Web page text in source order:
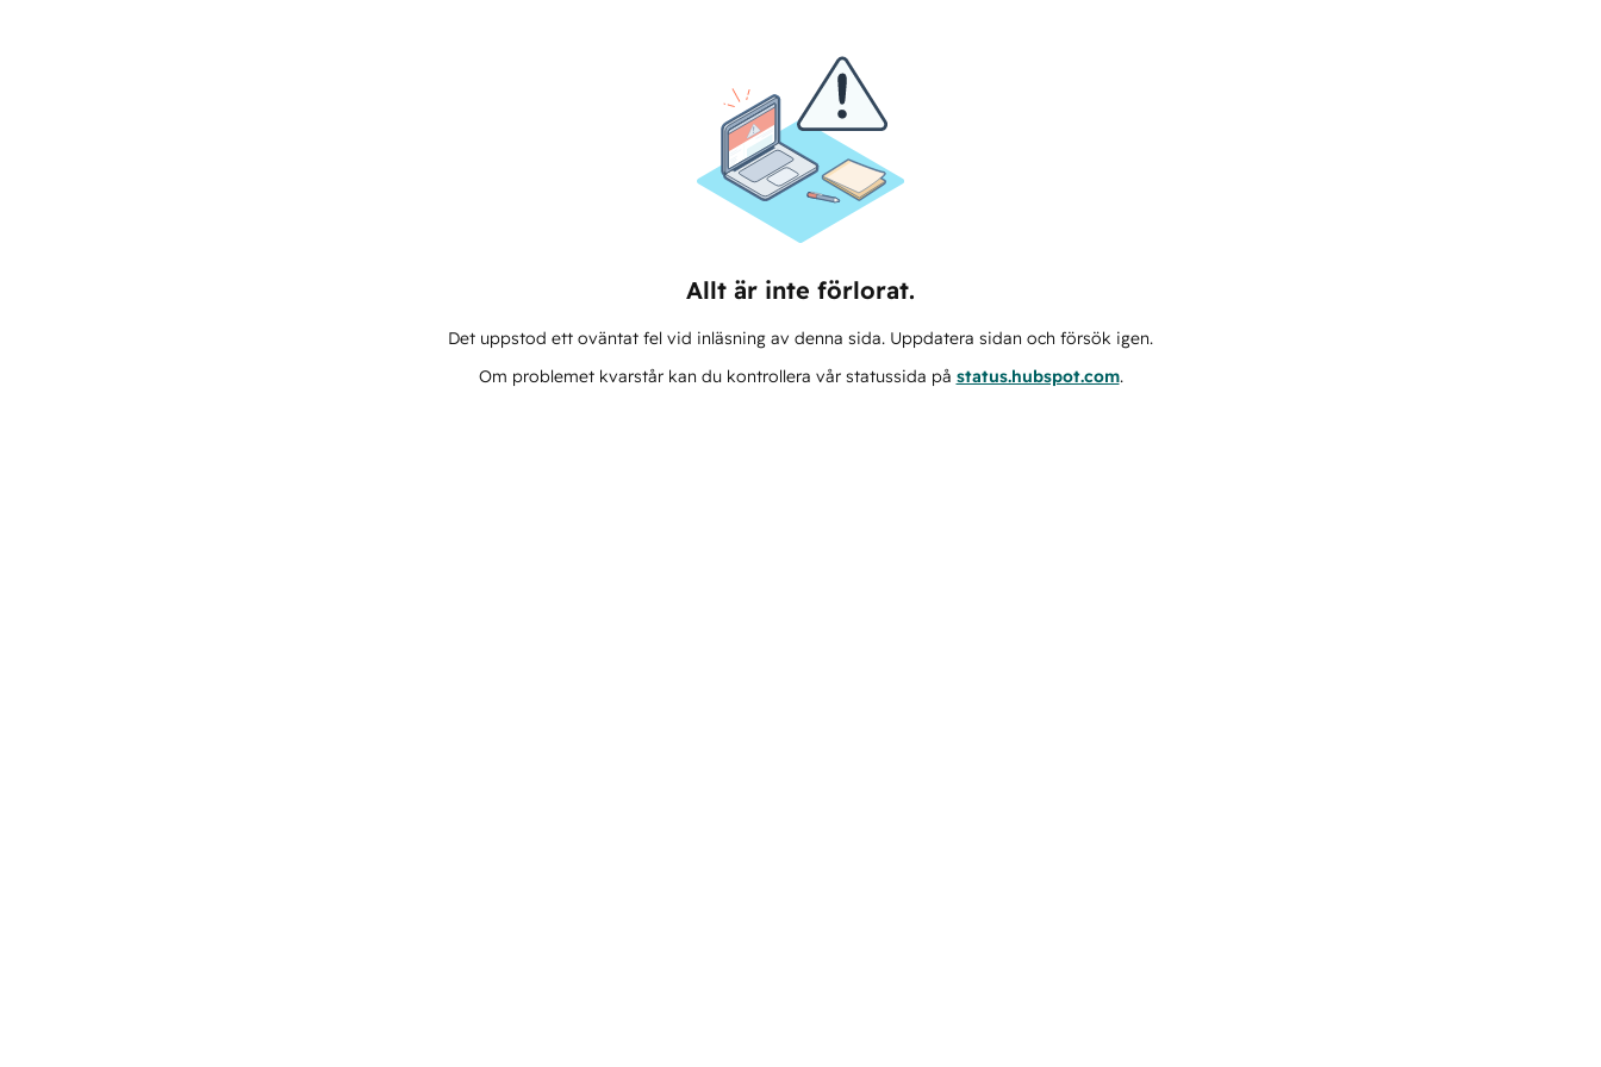
Allt är inte förlorat.
Det uppstod ett oväntat fel vid inläsning av denna sida. Uppdatera sidan och försök igen.
Om problemet kvarstår kan du kontrollera vår statussida på status.hubspot.com.